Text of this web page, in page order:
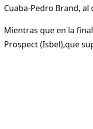
Cuaba-Pedro Brand,
Mientras que en la
Prospect (Isbel),que